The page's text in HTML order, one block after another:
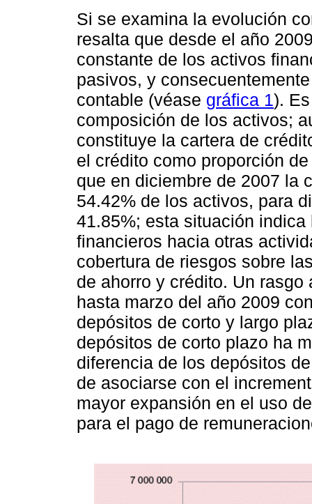
Si se examina la evolución
resalta que desde el año
constante de los activos
pasivos, y
contable (véase gráfica 1).
composición de los activos;
constituye la cartera de
el crédito como proporción
que en diciembre de 2007 la
54.42% de los activos, para
41.85%; esta situación
financieros hacia otras
cobertura de riesgos sobre
de ahorro y crédito. Un
hasta marzo del año 2009
depósitos de corto y largo
depósitos de corto plazo ha
diferencia de los depósitos
de asociarse con el
mayor expansión en el uso
para el pago de